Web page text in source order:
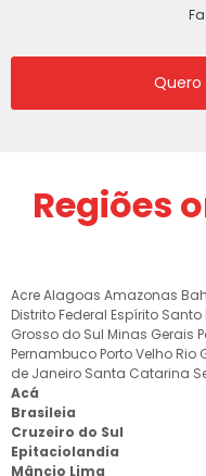
Regiões
AcreAlagoas Amazonas
Distrito Federal Espírito Santo
Grosso do Sul Minas Gerais
Pernambuco Porto Velho Rio
de Janeiro Santa Catarina
Acá
Brasileia
Cruzeiro do Sul
Epitaciolandia
Mâncio Lima